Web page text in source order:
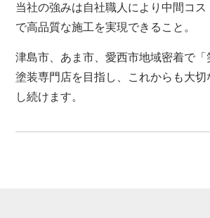
当社の強みは自社職人により中間コ
で高品質な施工を実現できること。
津島市、あま市、愛西市地域密着で
塗装専門店を目指し、これからも大切
し続けます。